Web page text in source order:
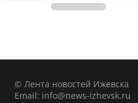
© Лента новостей Ижевска
Email: info@news-izhevsk.ru